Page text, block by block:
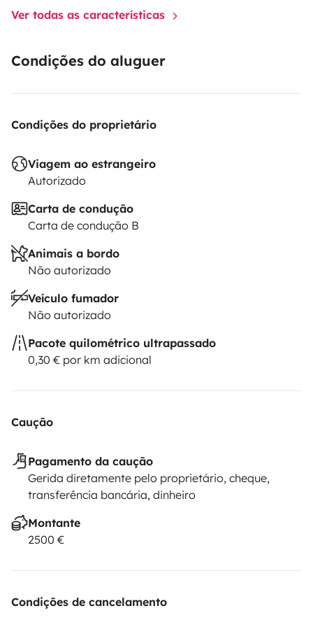
Ver todas as características
Condições do aluguer
Condições do proprietário
Viagem ao estrangeiro
Autorizado
Carta de condução
Carta de condução B
Animais a bordo
Não autorizado
Veículo fumador
Não autorizado
Pacote quilométrico ultrapassado
0,30 € por km adicional
Caução
Pagamento da caução
Gerida diretamente pelo proprietário, cheque,
transferência bancária, dinheiro
Montante
2500 €
Condições de cancelamento